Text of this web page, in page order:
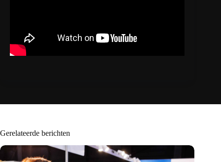
Gerelateerde berichten